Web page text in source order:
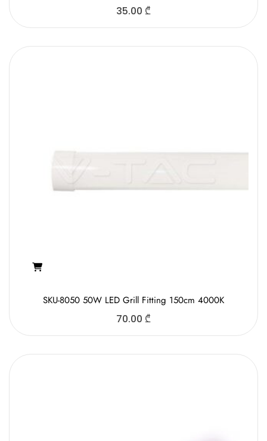
35.00 ₾
SKU-8050 50W LED Grill Fitting 150cm 4000K
70.00 ₾